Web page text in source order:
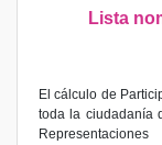
Lista
El cálculo de
toda la ciudadanía